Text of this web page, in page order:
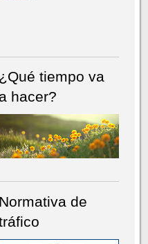
¿Qué tiempo va
a hacer?
Normativa de